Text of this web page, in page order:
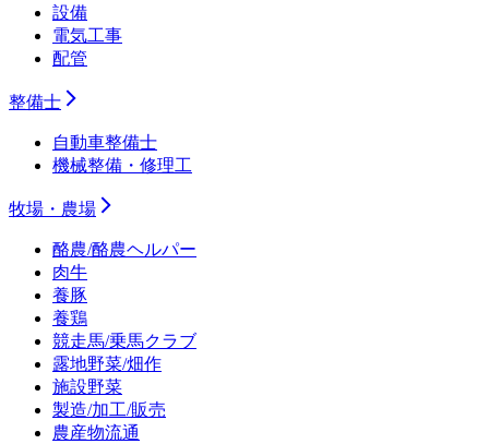
設備
電気工事
配管
整備士
自動車整備士
機械整備・修理工
牧場・農場
酪農/酪農ヘルパー
肉牛
養豚
養鶏
競走馬/乗馬クラブ
露地野菜/畑作
施設野菜
製造/加工/販売
農産物流通